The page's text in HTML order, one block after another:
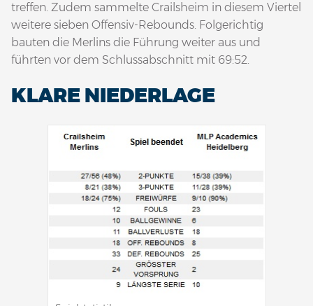
treffen. Zudem sammelte Crailsheim in diesem Viertel
weitere sieben Offensiv-Rebounds. Folgerichtig
bauten die Merlins die Führung weiter aus und
führten vor dem Schlussabschnitt mit 69:52.
KLARE NIEDERLAGE